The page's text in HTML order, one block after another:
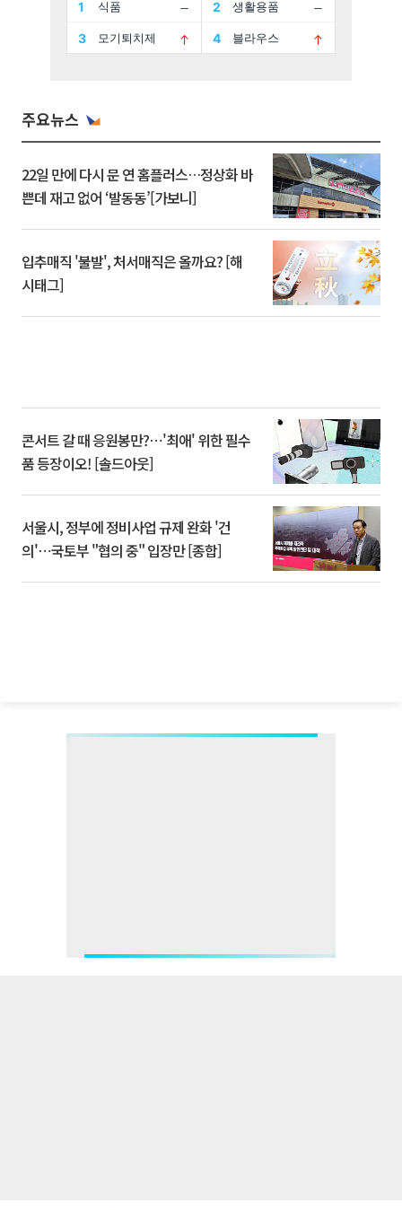
주요뉴스
22일 만에 다시 문 연 홈플러스…정상화 바
쁜데 재고 없어 ‘발동동’[가보니]
입추매직 '불발', 처서매직은 올까요? [해
시태그]
콘서트 갈 때 응원봉만?⋯'최애' 위한 필수
품 등장이오! [솔드아웃]
서울시, 정부에 정비사업 규제 완화 '건
의'⋯국토부 "협의 중" 입장만 [종합]